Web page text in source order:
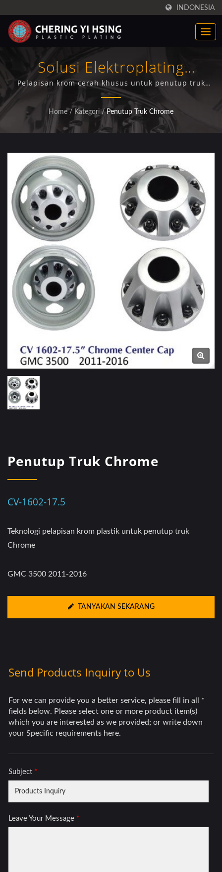
INDONESIA
Solusi Elektroplating
Penutup Truk Krom
Profesional
Pelapisan krom cerah khusus untuk penutup truk
GMC 3500 dengan teknologi elektroplating plastik
canggih dan jaminan kualitas yang komprehensif
Home / Kategori / Penutup Truk Chrome
Penutup Truk Chrome
CV-1602-17.5
Teknologi pelapisan krom plastik untuk penutup truk
Chrome
GMC 3500 2011-2016
TANYAKAN SEKARANG